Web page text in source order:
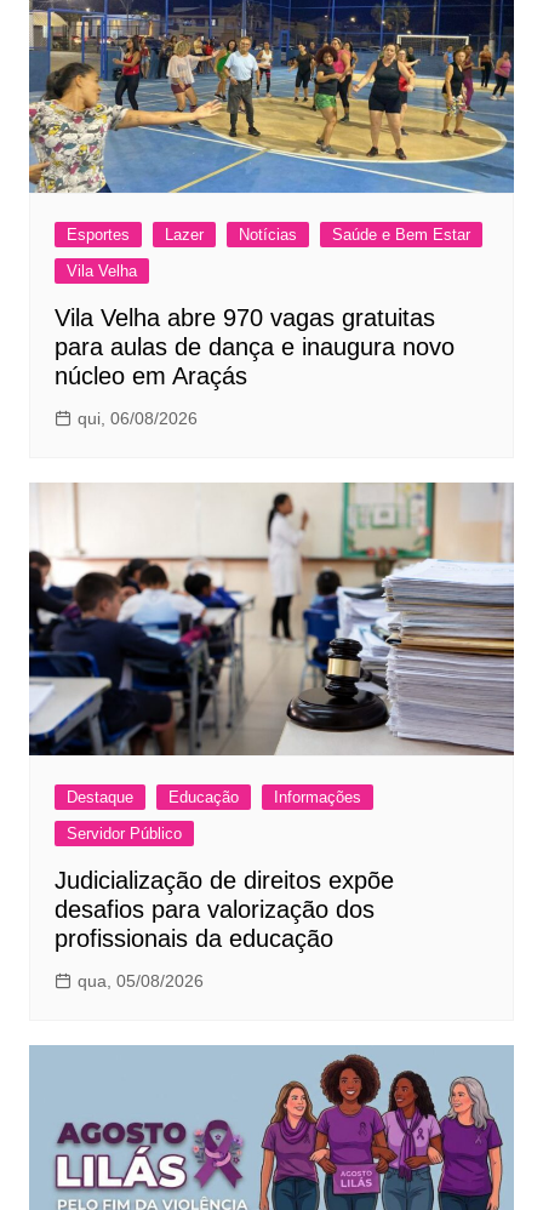
Esportes Lazer Notícias
Saúde e Bem Estar
Vila Velha
Vila Velha abre 970 vagas gratuitas
para aulas de dança e inaugura novo
núcleo em Araçás
qui, 06/08/2026
Destaque Educação
Informações
Servidor Público
Judicialização de direitos expõe
desafios para valorização dos
profissionais da educação
qua, 05/08/2026